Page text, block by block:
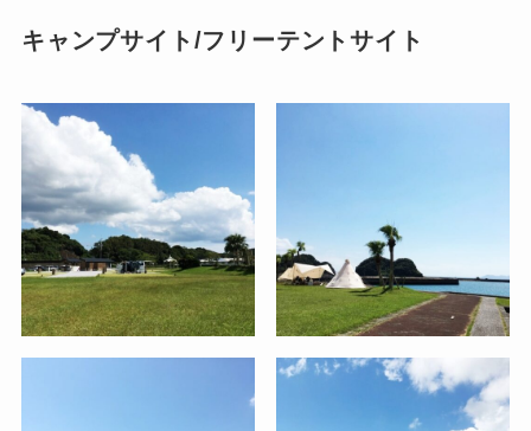
キャンプサイト/フリーテントサイト